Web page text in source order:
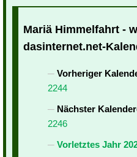
Mariä Himmelfahrt -
dasinternet.net-
Vorheriger
2244
Nächster
2246
Vorletztes Jahr